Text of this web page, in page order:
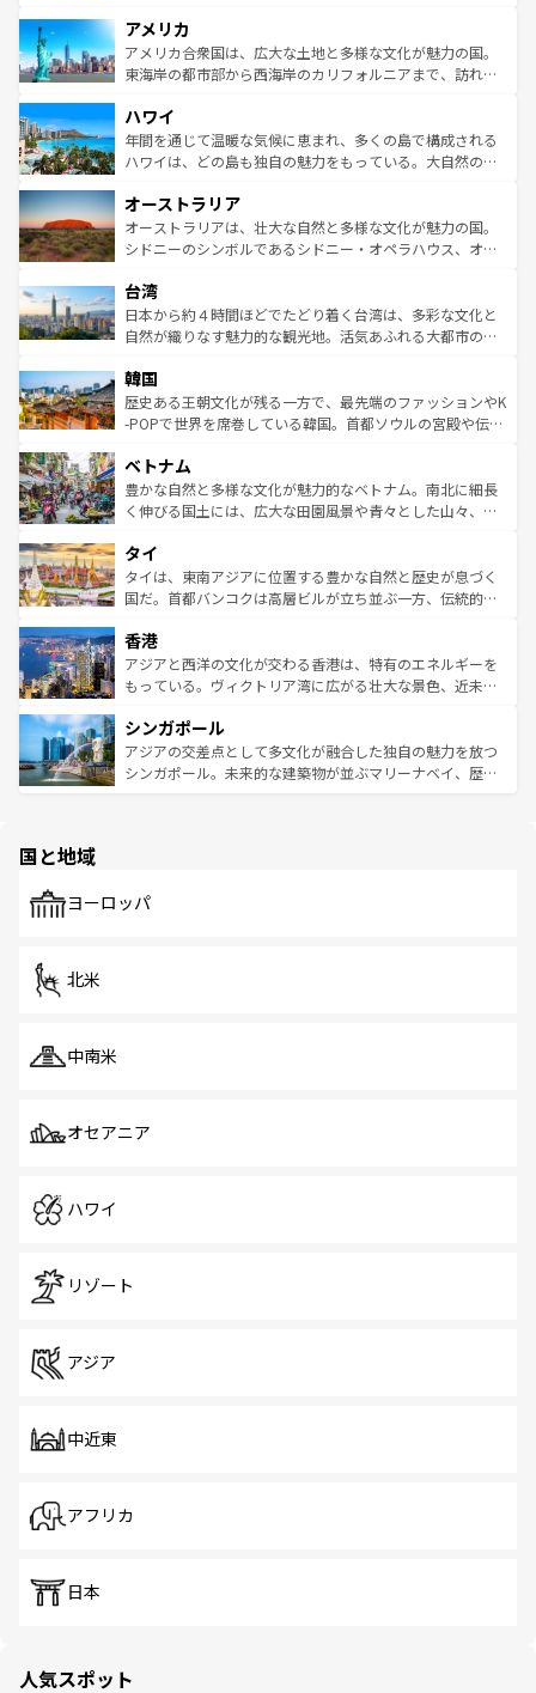
ンツ一覧を参照してほしい。
の建物がそのまま残る町や、スイスならではのユニークな
博物館もあり、アルプス観光だけでなく町歩きも満喫する
ことができる。国民の所得が高いため物価も高いが、旅行
ば市内交通費無料で観光を楽しむこともできる。 なお、新
着のスイス情報はコンテンツ一覧 を参照してほしい。
アメリカ
アメリカ合衆国は、広大な土地と多様な文化が魅力の国。
東海岸の都市部から西海岸のカリフォルニアまで、訪れる
のような巨大都市は、観光、ショッピング、エンターテイ
ンメントが詰まった刺激的なスポットだ。一方、アメリカ
西部には大自然が広がり、グランドキャニオンやイエロー
部のニューオーリンズでは、音楽と美食が融合した独特の
文化が魅力。旅行者はアメリカの各地域で異なる魅力を楽
しみながら、その多様性と豊かな歴史を感じることができ
ならではの贅沢な旅のスタイルだ。 なお、新着のアメリカ
情報はコンテンツ一覧を参照してほしい。
ハワイ
年間を通じて温暖な気候に恵まれ、多くの島で構成される
ハワイは、どの島も独自の魅力をもっている。大自然の神
ワイ島は見逃せない。また、定番の観光地といえばオアフ
島だが、静かな自然を求めるならマウイ島やカウアイ島が
おすすめ。エメラルドグリーンに輝く海をはじめ、豊かな
れるおもてなしの心で訪れる人々を迎えてくれるハワイの
人々、おいしいローカルフードやハワイアンミュージッ
ク、伝統的なフラダンスなど、すべてがハワイの魅力を彩
ワイを、存分に味わってほしい。 なお、新着のハワイ情報
はコンテンツ一覧を参照してほしい。
オーストラリア
オーストラリアは、壮大な自然と多様な文化が魅力の国。
シドニーのシンボルであるシドニー・オペラハウス、オー
リアリーフや大陸中央部にそびえるウルル（エアーズロッ
ク）、タスマニアの美しい原生林やケアンズの熱帯雨林な
ど、見どころがたくさん。また、カフェやワイン、オージ
いる。アクティビティも充実しており、サーフィンやダイ
ビング、ハイキングなど、アウトドア好きにはたまらな
い。オーストラリアの多彩な魅力を存分に味わいつくそ
参照してほしい。
台湾
日本から約４時間ほどでたどり着く台湾は、多彩な文化と
自然が織りなす魅力的な観光地。活気あふれる大都市の台
ン）、静ひつな山岳地帯である台湾東部など、都市の喧騒
と山間の静けさが共存しており、訪れる人に新しい発見と
驚きをもたらしてくれる。また、奥深い台湾の食文化も魅
容にもいいと評判のスイーツなど、バラエティ豊かな料理
が味わえる。 なお、新着の台湾情報は コンテンツ一覧を参
照してほしい。
韓国
歴史ある王朝文化が残る一方で、最先端のファッションやK
-POPで世界を席巻している韓国。首都ソウルの宮殿や伝統
き、地方に足を延ばせば四季折々の自然美を楽しむことが
できる。そして、キムチや焼肉、絶品のストリートフード
まで、さまざまな韓国料理が待っている。夜には、韓国な
リティに包まれながら、韓国の多彩な魅力を心ゆくまで味
わってみてほしい。 なお、新着の韓国情報はコンテンツ一
覧を参照してほしい。
ベトナム
豊かな自然と多様な文化が魅力的なベトナム。南北に細長
く伸びる国土には、広大な田園風景や青々とした山々、世
急速な発展と共に伝統が息づく。ハノイの古い町並みやホ
ーチミン市のフランス統治時代の建物も、独特の雰囲気を
醸し出している。また、バラエティの豊かさとおいしさで
とつ。フォーやバインミー、ベトナムコーヒーなどは、ぜ
ひ現地で味わいたい。どの地域を訪れてもあたたかい人々
が旅行者を迎えてくれるので、きっと忘れられない旅にな
参照してほしい。
タイ
タイは、東南アジアに位置する豊かな自然と歴史が息づく
国だ。首都バンコクは高層ビルが立ち並ぶ一方、伝統的な
の活気が交差している。北部ではチェンマイなどの山岳地
帯で自然と触れ合い、南部ではプーケットやクラビの美し
いビーチでリゾート気分を楽しむことができる。タイ料理
激する。気候は一年中温暖で、どの季節にも異なる楽しみ
が待っている。親しみやすいタイの人々、仏教を中心とし
た文化、そして多様な観光資源が、訪れる旅人を魅了し続
香港
アジアと西洋の文化が交わる香港は、特有のエネルギーを
もっている。ヴィクトリア湾に広がる壮大な景色、近未来
み、どこを訪れても感動するはず。観光スポットが密集し
ており、効率よく見どころを回れるのも魅力。息をのむよ
うな絶景から文化的な体験まで、香港を存分に楽しみ尽く
シンガポール
アジアの交差点として多文化が融合した独自の魅力を放つ
シンガポール。未来的な建築物が並ぶマリーナベイ、歴史
で、ホーカーズは地元の風情を楽しめる外せないスポット
国と地域
ヨーロッパ
北米
中南米
オセアニア
ハワイ
リゾート
アジア
中近東
アフリカ
日本
人気スポット